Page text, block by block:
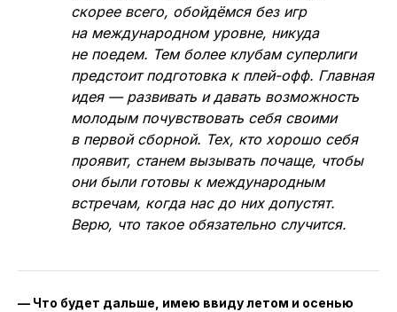
скорее всего, обойдёмся без игр
на международном уровне, никуда
не поедем. Тем более клубам суперлиги
предстоит подготовка к плей-офф. Главная
идея — развивать и давать возможность
молодым почувствовать себя своими
в первой сборной. Тех, кто хорошо себя
проявит, станем вызывать почаще, чтобы
они были готовы к международным
встречам, когда нас до них допустят.
Верю, что такое обязательно случится.
— Что будет дальше, имею ввиду летом и осенью